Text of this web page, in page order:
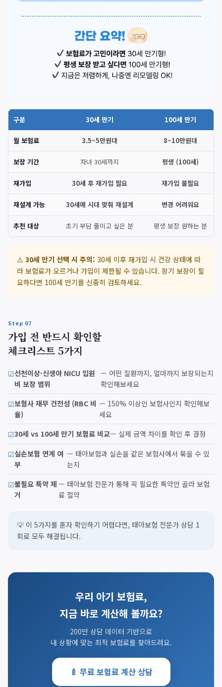
구분 30세 만기 100세 만기
월 보험료 3.5~5만원대 8~10만원대
보장 기간 자녀 30세까지 평생 (100세)
재가입 30세 후 재가입 필요 재가입 불필요
재설계 가능 30세에 시대 맞춰 재설계 변경 어려워요
추천 대상 초기 부담 줄이고 싶은 분 평생 보장 원하는 분
⚠️ 30세 만기 선택 시 주의: 30세 이후 재가입 시 건강 상태에 따
라 보험료가 오르거나 가입이 제한될 수 있습니다. 장기 보장이 필
요하다면 100세 만기를 신중히 검토하세요.
Step 07
가입 전 반드시 확인할
체크리스트 5가지
선천이상·신생아 NICU 입원
비 보장 범위
— 어떤 질환까지, 얼마까지 보장되는지
확인해보세요
보험사 재무 건전성 (RBC 비
율)
— 150% 이상인 보험사인지 확인해보
세요
30세 vs 100세 만기 보험료 비교— 실제 금액 차이를 확인 후 결정
실손보험 연계 여
부
— 태아보험과 실손을 같은 보험사에서 묶을 수 있
는지
불필요 특약 제
거
— 태아보험 전문가 통해 꼭 필요한 특약만 골라 보험
료 절약
💡 이 5가지를 혼자 확인하기 어렵다면, 태아보험 전문가 상담 1
회로 모두 해결됩니다.
우리 아기 보험료,
지금 바로 계산해 볼까요?
200만 상담 데이터 기반으로
내 상황에 맞는 최적 보험료를 찾아드려요.
🍼 무료 보험료 계산 상담